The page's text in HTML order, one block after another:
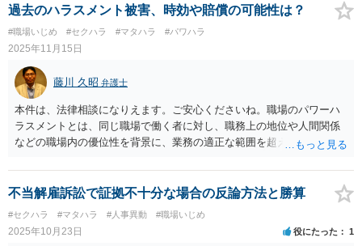
賠償請求をすることが考えられます。②の損害額には、慰謝料の他
に、通院費などの実費が含まれます。 労働基準法 （産前産後） 第六
十五条 使用者は、六週間（多胎妊娠の場合にあつては、十四週間）
以内に出産する予定の女性が休業を請求した場合においては、その者
を就業させてはならない。 ② 使用者は、産後八週間を経過しない女
性を就業させてはならない。ただし、産後六週間を経過した女性が請
求した場合において、その者について医師が支障がないと認めた業務
に就かせることは、差し支えない。
過去のハラスメント被害、時効や賠償の可能性は？
#職場いじめ #セクハラ #マタハラ #パワハラ
2025年11月15日
藤川 久昭 弁護士
本件は、法律相談になりえます。ご安心くださいね。職場のパワーハ
ラスメントとは、同じ職場で働く者に対し、職務上の地位や人間関係
などの職場内の優位性を背景に、業務の適正な範囲を超えて、精神
本件の言動が、これらに該当するかどうか、証拠に基づいて、子細な
分析と慎重な対応が必要です。客観的証拠が不可欠です。１０年は時
効すれすれです。どうしてもどうしても納得いかなければ、この手の
問題に精通した弁護士等に、証拠等を直接示すなどして、詳細で分析
していただくのが良いと思われます。法的責任をきちんと追及された
不当解雇訴訟で証拠不十分な場合の反論方法と勝算
#セクハラ #マタハラ #人事異動 #職場いじめ
2025年10月23日 役にたった 1